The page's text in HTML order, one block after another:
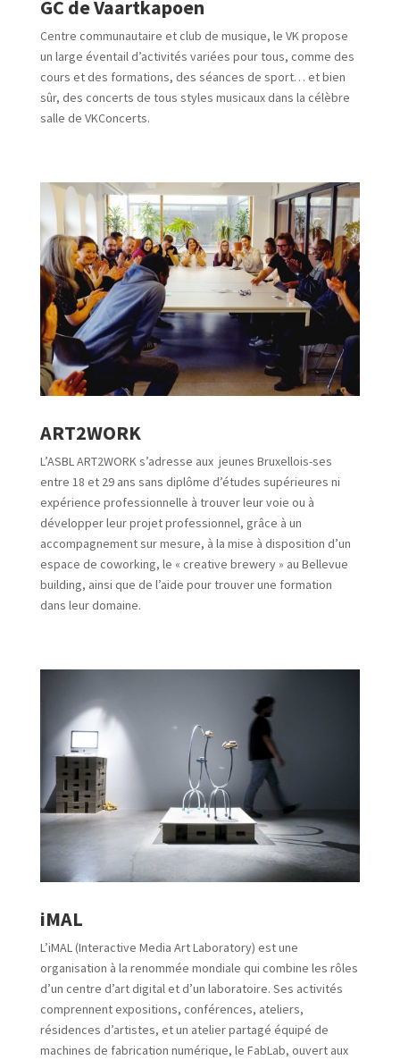
GC de Vaartkapoen
Centre communautaire et club de musique, le VK propose
un large éventail d’activités variées pour tous, comme des
cours et des formations, des séances de sport… et bien
sûr, des concerts de tous styles musicaux dans la célèbre
salle de VKConcerts.
ART2WORK
L’ASBL ART2WORK s’adresse aux jeunes Bruxellois-ses
entre 18 et 29 ans sans diplôme d’études supérieures ni
expérience professionnelle à trouver leur voie ou à
développer leur projet professionnel, grâce à un
accompagnement sur mesure, à la mise à disposition d’un
espace de coworking, le « creative brewery » au Bellevue
building, ainsi que de l’aide pour trouver une formation
dans leur domaine.
iMAL
L’iMAL (Interactive Media Art Laboratory) est une
organisation à la renommée mondiale qui combine les rôles
d’un centre d’art digital et d’un laboratoire. Ses activités
comprennent expositions, conférences, ateliers,
résidences d’artistes, et un atelier partagé équipé de
machines de fabrication numérique, le FabLab, ouvert aux